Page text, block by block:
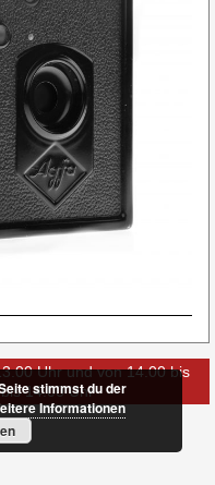
Uhr und von 14.00 bis
14.00 Uhr
stimmst du der
Informationen